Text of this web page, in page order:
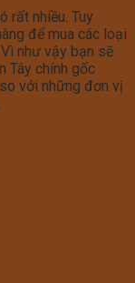
rất nhiều. Tuy
để mua các loại
như vậy bạn sẽ
Tây chính gốc
với những đơn vị